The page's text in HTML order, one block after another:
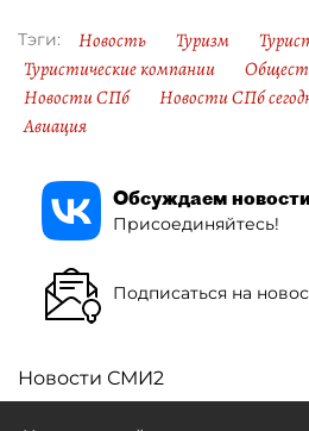
Тэги: Новость Туризм
Туристические компании
Новости СПб
Новости СПб
Авиация
Обсуждаем
Присоединяйтесь!
Подписаться на
Новости СМИ2